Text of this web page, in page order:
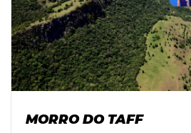
MORRO DO TAFF